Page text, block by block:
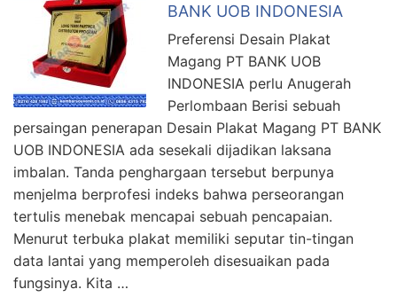
BANK UOB INDONESIA
Preferensi Desain Plakat
Magang PT BANK UOB
INDONESIA perlu Anugerah
Perlombaan Berisi sebuah
persaingan penerapan Desain Plakat Magang PT BANK
UOB INDONESIA ada sesekali dijadikan laksana
imbalan. Tanda penghargaan tersebut berpunya
menjelma berprofesi indeks bahwa perseorangan
tertulis menebak mencapai sebuah pencapaian.
Menurut terbuka plakat memiliki seputar tin-tingan
data lantai yang memperoleh disesuaikan pada
fungsinya. Kita …